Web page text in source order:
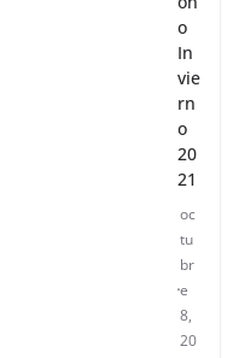
ra
da
Ot
oñ
o
In
vie
rn
o
20
21
oc
tu
br